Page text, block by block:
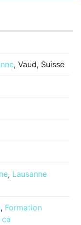
, Vaud, Suisse
, Lausanne
, Formation
ca